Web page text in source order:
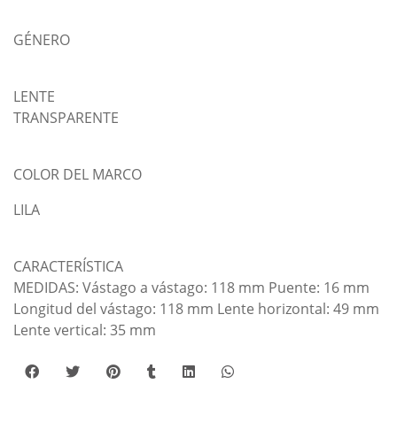
GÉNERO
LENTE
TRANSPARENTE
COLOR DEL MARCO
LILA
CARACTERÍSTICA
MEDIDAS: Vástago a vástago: 118 mm Puente: 16 mm
Longitud del vástago: 118 mm Lente horizontal: 49 mm
Lente vertical: 35 mm